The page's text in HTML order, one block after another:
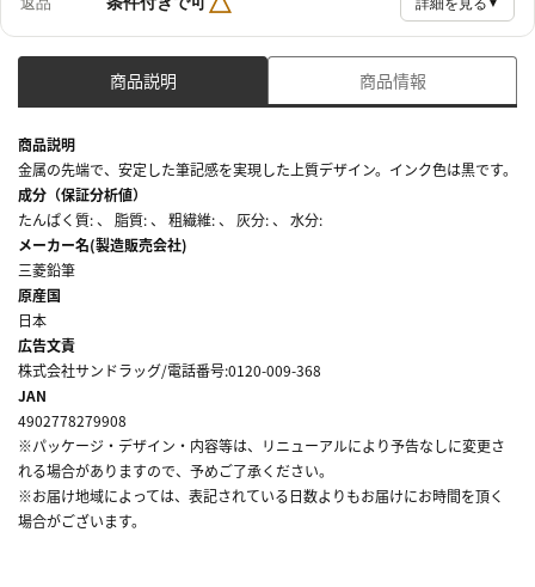
商品説明 商品情報
商品説明
金属の先端で、安定した筆記感を実現した上質デザイン。インク色は黒です。
成分（保証分析値）
たんぱく質: 、 脂質: 、 粗繊維: 、 灰分: 、 水分:
メーカー名(製造販売会社)
三菱鉛筆
原産国
日本
広告文責
株式会社サンドラッグ/電話番号:0120-009-368
JAN
4902778279908
※パッケージ・デザイン・内容等は、リニューアルにより予告なしに変更さ
れる場合がありますので、予めご了承ください。
※お届け地域によっては、表記されている日数よりもお届けにお時間を頂く
場合がございます。